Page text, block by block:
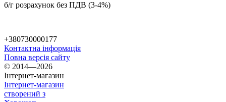
б/г розрахунок без ПДВ (3-4%)
+380730000177
Контактна інформація
Повна версія сайту
© 2014—2026
Інтернет-магазин
Інтернет-магазин
створений з